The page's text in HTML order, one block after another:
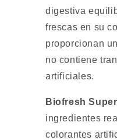
digestiva
frescas en su
proporcionan
no contiene
artificiales.
Biofresh
ingredientes
colorantes